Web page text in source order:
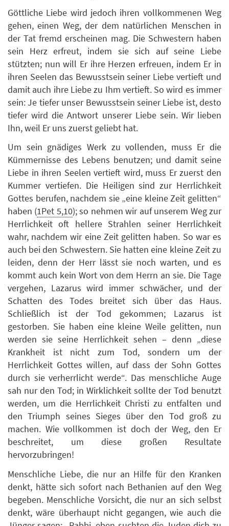
Göttliche Liebe wird jedoch ihren vollkommenen Weg
gehen, einen Weg, der dem natürlichen Menschen in
der Tat fremd erscheinen mag. Die Schwestern haben
sein Herz erfreut, indem sie sich auf seine Liebe
stützten; nun will Er ihre Herzen erfreuen, indem Er in
ihren Seelen das Bewusstsein seiner Liebe vertieft und
damit auch ihre Liebe zu Ihm vertieft. So wird es immer
sein: Je tiefer unser Bewusstsein seiner Liebe ist, desto
tiefer wird die Antwort unserer Liebe sein. Wir lieben
Ihn, weil Er uns zuerst geliebt hat.
Um sein gnädiges Werk zu vollenden, muss Er die
Kümmernisse des Lebens benutzen; und damit seine
Liebe in ihren Seelen vertieft wird, muss Er zuerst den
Kummer vertiefen. Die Heiligen sind zur Herrlichkeit
Gottes berufen, nachdem sie „eine kleine Zeit gelitten“
haben (1Pet 5,10); so nehmen wir auf unserem Weg zur
Herrlichkeit oft hellere Strahlen seiner Herrlichkeit
wahr, nachdem wir eine Zeit gelitten haben. So war es
auch bei den Schwestern. Sie hatten eine kleine Zeit zu
leiden, denn der Herr lässt sie noch warten, und es
kommt auch kein Wort von dem Herrn an sie. Die Tage
vergehen, Lazarus wird immer schwächer, und der
Schatten des Todes breitet sich über das Haus.
Schließlich ist der Tod gekommen; Lazarus ist
gestorben. Sie haben eine kleine Weile gelitten, nun
werden sie seine Herrlichkeit sehen – denn „diese
Krankheit ist nicht zum Tod, sondern um der
Herrlichkeit Gottes willen, auf dass der Sohn Gottes
durch sie verherrlicht werde“. Das menschliche Auge
sah nur den Tod; in Wirklichkeit sollte der Tod benutzt
werden, um die Herrlichkeit Christi zu entfalten und
den Triumph seines Sieges über den Tod groß zu
machen. Wie vollkommen ist doch der Weg, den Er
beschreitet, um diese großen Resultate
hervorzubringen!
Menschliche Liebe, die nur an Hilfe für den Kranken
denkt, hätte sich sofort nach Bethanien auf den Weg
begeben. Menschliche Vorsicht, die nur an sich selbst
denkt, wäre überhaupt nicht gegangen, wie auch die